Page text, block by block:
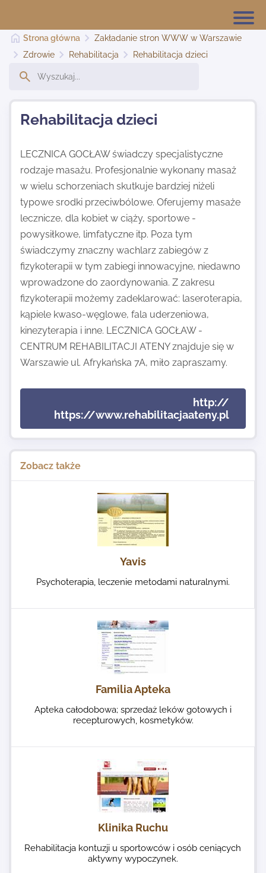
Najnowsze
Kontakt
Strona główna
Zakładanie stron WWW w Warszawie
Zdrowie
Rehabilitacja Rehabilitacja dzieci
Rehabilitacja dzieci
LECZNICA GOCŁAW świadczy specjalistyczne
rodzaje masażu. Profesjonalnie wykonany masaż
w wielu schorzeniach skutkuje bardziej niżeli
typowe srodki przeciwbólowe. Oferujemy masaże
lecznicze, dla kobiet w ciąży, sportowe -
powysiłkowe, limfatyczne itp. Poza tym
świadczymy znaczny wachlarz zabiegów z
fizykoterapii w tym zabiegi innowacyjne, niedawno
wprowadzone do zaordynowania. Z zakresu
fizykoterapii możemy zadeklarować: laseroterapia,
kąpiele kwaso-węglowe, fala uderzeniowa,
kinezyterapia i inne. LECZNICA GOCŁAW -
CENTRUM REHABILITACJI ATENY znajduje się w
Warszawie ul. Afrykańska 7A, miło zapraszamy.
http://
https://www.rehabilitacjaateny.pl
Zobacz także
Yavis
Psychoterapia, leczenie metodami naturalnymi.
Familia Apteka
Apteka całodobowa; sprzedaż leków gotowych i
recepturowych, kosmetyków.
Klinika Ruchu
Rehabilitacja kontuzji u sportowców i osób ceniących
aktywny wypoczynek.